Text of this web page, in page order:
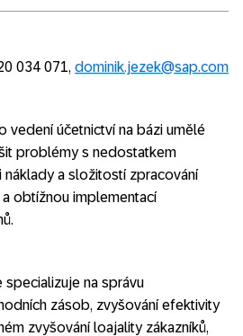
034 071, dominik.jezek@sap.com
vedení účetnictví na bázi umělé
problémy s nedostatkem
náklady a složitostí zpracování
obtížnou implementací
specializuje na správu
zásob, zvyšování efektivity
zvyšování loajality zákazníků,